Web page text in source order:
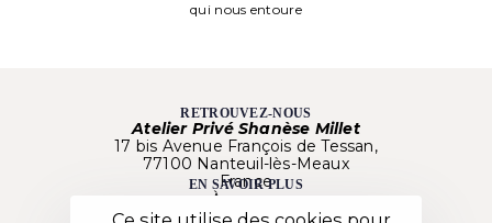
qui nous entoure
RETROUVEZ-NOUS
Atelier Privé Shanèse Millet
17 bis Avenue François de Tessan,
77100 Nanteuil-lès-Meaux
France
EN SAVOIR PLUS
À propos
Nos créations